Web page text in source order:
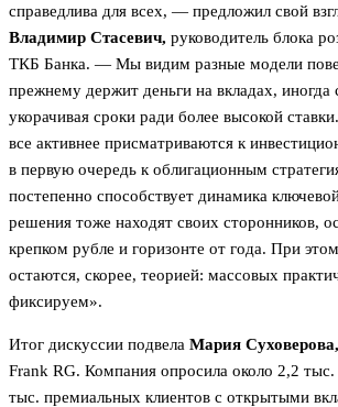
справедлива для всех, — предложил свой
Владимир Стасевич, руководитель блока
ТКБ Банка. — Мы видим разные модели
прежнему держит деньги на вкладах, иногда
укорачивая сроки ради более высокой
все активнее присматриваются к
в первую очередь к облигационным
постепенно способствует динамика
решения тоже находят своих сторонников,
крепком рубле и горизонте от года. При
остаются, скорее, теорией: массовых
фиксируем».
Итог дискуссии подвела Мария Суховерова,
Frank RG. Компания опросила около 2,2
тыс. премиальных клиентов с открытыми